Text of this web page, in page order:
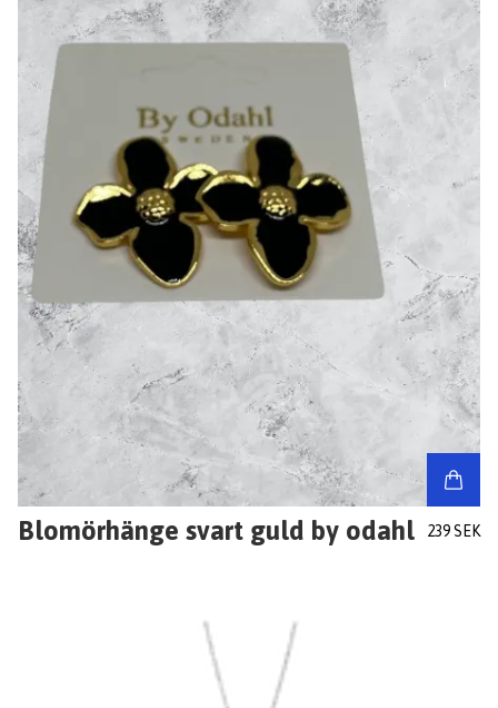
Blomörhänge svart guld by odahl 239 SEK